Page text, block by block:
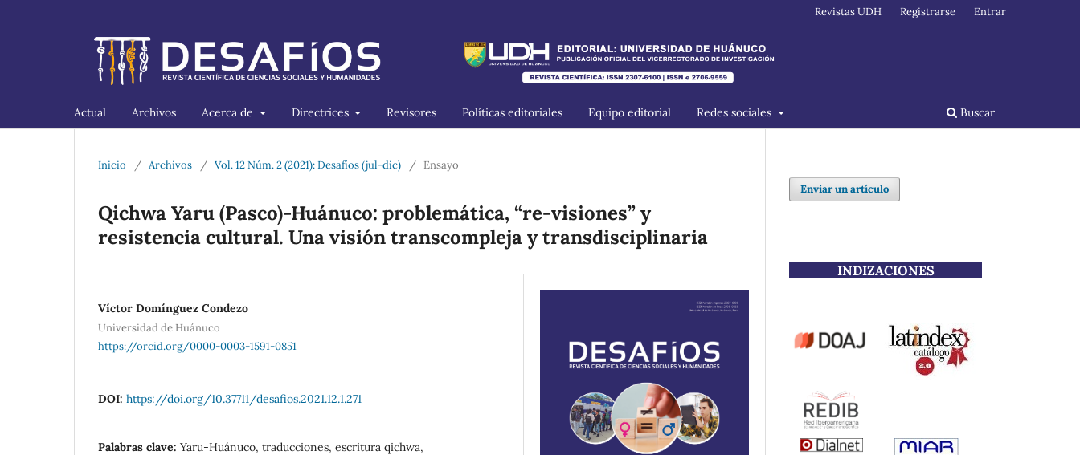
Actual Archivos Acerca de Directrices Revisores Políticas editoriales Equipo editorial Redes sociales Buscar
Revistas UDH Registrarse Entrar
Inicio / Archivos / Vol. 12 Núm. 2 (2021): Desafíos (jul-dic) / Ensayo
Qichwa Yaru (Pasco)-Huánuco: problemática, “re-visiones” y
resistencia cultural. Una visión transcompleja y transdisciplinaria
Víctor Domínguez Condezo
Universidad de Huánuco
https://orcid.org/0000-0003-1591-0851
DOI: https://doi.org/10.37711/desafios.2021.12.1.271
Palabras clave: Yaru-Huánuco, traducciones, escritura qichwa,
Enviar un artículo
INDIZACIONES